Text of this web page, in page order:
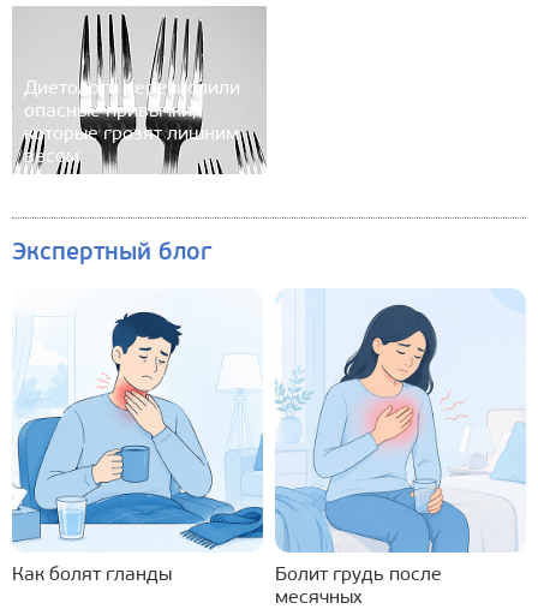
Диетологи перечислили
опасные привычки,
которые грозят лишним
весом
Экспертный блог
Как болят гланды
Болит грудь после
месячных